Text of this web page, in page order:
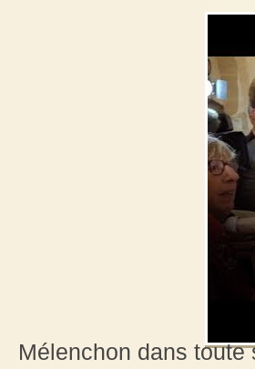
Mélenchon dans